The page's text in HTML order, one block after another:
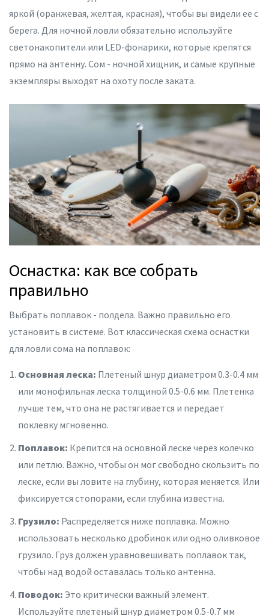
яркой (оранжевая, желтая, красная), чтобы вы видели ее с
берега. Для ночной ловли обязательно используйте
светонакопители или LED-фонарики, которые крепятся
прямо на антенну. Сом - ночной хищник, и самые крупные
экземпляры выходят на охоту после заката.
Оснастка: как все собрать
правильно
Выбрать поплавок - полдела. Важно правильно его
установить в системе. Вот классическая схема оснастки
для ловли сома на поплавок:
Основная леска: Плетеный шнур диаметром 0.3-0.4 мм
или монофильная леска толщиной 0.5-0.6 мм. Плетенка
лучше тем, что она не растягивается и передает
поклевку мгновенно.
Поплавок: Крепится на основной леске через колечко
или петлю. Важно, чтобы он мог свободно скользить по
леске, если вы ловите на глубину, которая меняется. Или
фиксируется стопорами, если глубина известна.
Грузило: Распределяется ниже поплавка. Можно
использовать несколько дробинок или одно оливковое
грузило. Груз должен уравновешивать поплавок так,
чтобы над водой оставалась только антенна.
Поводок: Это критически важный элемент.
Используйте плетеный шнур диаметром 0.5-0.7 мм